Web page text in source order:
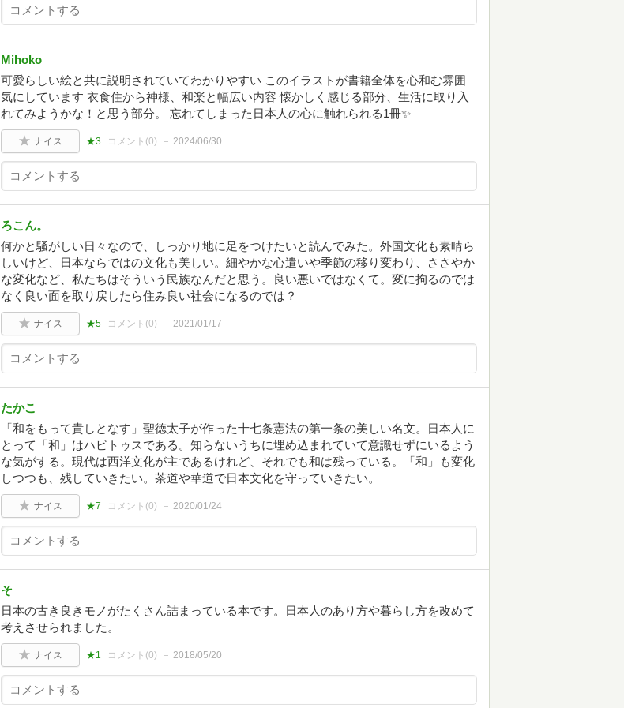
Mihoko
可愛らしい絵と共に説明されていてわかりやすい このイラストが書籍全体を心和む雰囲
気にしています 衣食住から神様、和楽と幅広い内容 懐かしく感じる部分、生活に取り入
れてみようかな！と思う部分。 忘れてしまった日本人の心に触れられる1冊✨
ナイス ★3 コメント(0) 2024/06/30
ろこん。
何かと騒がしい日々なので、しっかり地に足をつけたいと読んでみた。外国文化も素晴ら
しいけど、日本ならではの文化も美しい。細やかな心遣いや季節の移り変わり、ささやか
な変化など、私たちはそういう民族なんだと思う。良い悪いではなくて。変に拘るのでは
なく良い面を取り戻したら住み良い社会になるのでは？
ナイス ★5 コメント(0) 2021/01/17
たかこ
「和をもって貴しとなす」聖徳太子が作った十七条憲法の第一条の美しい名文。日本人に
とって「和」はハビトゥスである。知らないうちに埋め込まれていて意識せずにいるよう
な気がする。現代は西洋文化が主であるけれど、それでも和は残っている。「和」も変化
しつつも、残していきたい。茶道や華道で日本文化を守っていきたい。
ナイス ★7 コメント(0) 2020/01/24
そ
日本の古き良きモノがたくさん詰まっている本です。日本人のあり方や暮らし方を改めて
考えさせられました。
ナイス ★1 コメント(0) 2018/05/20